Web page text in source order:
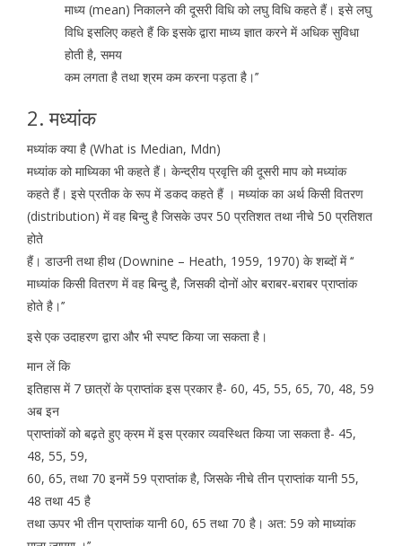
माध्य (mean) निकालने की दूसरी विधि को लघु विधि कहते हैं। इसे लघु
विधि इसलिए कहते हैं कि इसके द्वारा माध्य ज्ञात करने में अधिक सुविधा
होती है, समय
कम लगता है तथा श्रम कम करना पड़ता है।’’
2. मध्यांक
मध्यांक क्या है (What is Median, Mdn)
मध्यांक को माध्यिका भी कहते हैं। केन्द्रीय प्रवृत्ति की दूसरी माप को मध्यांक
कहते हैं। इसे प्रतीक के रूप में डकद कहते हैं । मध्यांक का अर्थ किसी वितरण
(distribution) में वह बिन्दु है जिसके उपर 50 प्रतिशत तथा नीचे 50 प्रतिशत
होते
हैं। डाउनी तथा हीथ (Downine – Heath, 1959, 1970) के शब्दों में ‘‘
माध्यांक किसी वितरण में वह बिन्दु है, जिसकी दोनों ओर बराबर-बराबर प्राप्तांक
होते है।’’
इसे एक उदाहरण द्वारा और भी स्पष्ट किया जा सकता है।
मान लें कि
इतिहास में 7 छात्रों के प्राप्तांक इस प्रकार है- 60, 45, 55, 65, 70, 48, 59
अब इन
प्राप्तांकों को बढ़ते हुए क्रम में इस प्रकार व्यवस्थित किया जा सकता है- 45,
48, 55, 59,
60, 65, तथा 70 इनमें 59 प्राप्तांक है, जिसके नीचे तीन प्राप्तांक यानी 55,
48 तथा 45 है
तथा ऊपर भी तीन प्राप्तांक यानी 60, 65 तथा 70 है। अत: 59 को माध्यांक